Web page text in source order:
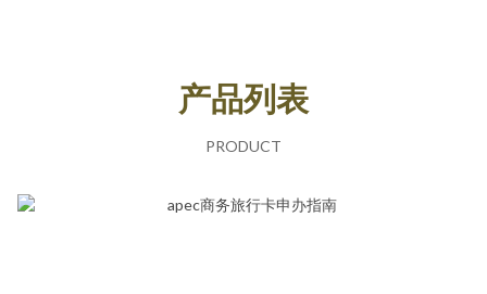
产品列表
PRODUCT